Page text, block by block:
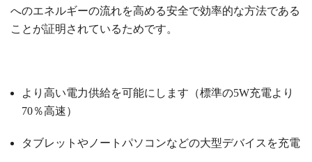
へのエネルギーの流れを高める安全で効率的な方法である
ことが証明されているためです。
より高い電力供給を可能にします（標準の5W充電より
70％高速）
タブレットやノートパソコンなどの大型デバイスを充電